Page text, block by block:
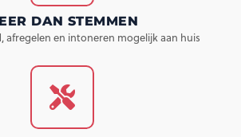
DAN STEMMEN
afregelen en intoneren mogelijk aan huis